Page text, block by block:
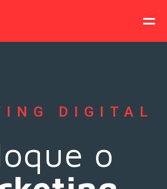
DIGITAL
o